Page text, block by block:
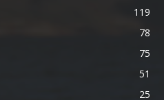
119
78
75
51
25